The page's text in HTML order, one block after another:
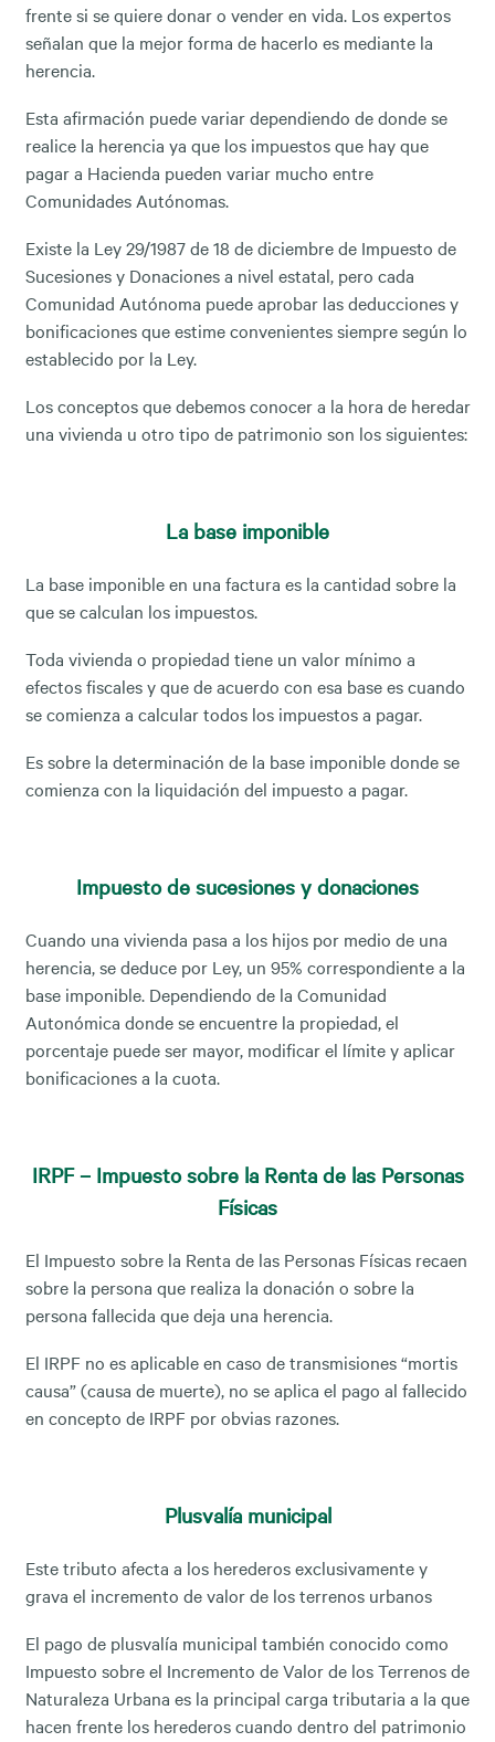
frente si se quiere donar o vender en vida. Los expertos
señalan que la mejor forma de hacerlo es mediante la
herencia.
Esta afirmación puede variar dependiendo de donde se
realice la herencia ya que los impuestos que hay que
pagar a Hacienda pueden variar mucho entre
Comunidades Autónomas.
Existe la Ley 29/1987 de 18 de diciembre de Impuesto de
Sucesiones y Donaciones a nivel estatal, pero cada
Comunidad Autónoma puede aprobar las deducciones y
bonificaciones que estime convenientes siempre según lo
establecido por la Ley.
Los conceptos que debemos conocer a la hora de heredar
una vivienda u otro tipo de patrimonio son los siguientes:
La base imponible
La base imponible en una factura es la cantidad sobre la
que se calculan los impuestos.
Toda vivienda o propiedad tiene un valor mínimo a
efectos fiscales y que de acuerdo con esa base es cuando
se comienza a calcular todos los impuestos a pagar.
Es sobre la determinación de la base imponible donde se
comienza con la liquidación del impuesto a pagar.
Impuesto de sucesiones y donaciones
Cuando una vivienda pasa a los hijos por medio de una
herencia, se deduce por Ley, un 95% correspondiente a la
base imponible. Dependiendo de la Comunidad
Autonómica donde se encuentre la propiedad, el
porcentaje puede ser mayor, modificar el límite y aplicar
bonificaciones a la cuota.
IRPF – Impuesto sobre la Renta de las Personas
Físicas
El Impuesto sobre la Renta de las Personas Físicas recaen
sobre la persona que realiza la donación o sobre la
persona fallecida que deja una herencia.
El IRPF no es aplicable en caso de transmisiones “mortis
causa” (causa de muerte), no se aplica el pago al fallecido
en concepto de IRPF por obvias razones.
Plusvalía municipal
Este tributo afecta a los herederos exclusivamente y
grava el incremento de valor de los terrenos urbanos
El pago de plusvalía municipal también conocido como
Impuesto sobre el Incremento de Valor de los Terrenos de
Naturaleza Urbana es la principal carga tributaria a la que
hacen frente los herederos cuando dentro del patrimonio